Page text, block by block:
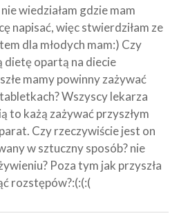
wiedziałam gdzie mam
napisać, więc stwierdziłam ze
dla młodych mam:) Czy
dietę opartą na diecie
mamy powinny zażywać
Wszyscy lekarza
to każą zażywać przyszłym
Czy rzeczywiście jest on
w sztuczny sposób? nie
Poza tym jak przyszła
rozstępów?:(:(:(